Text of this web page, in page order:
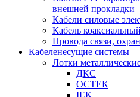
внешней прокладки
Кабели силовые
Кабель
Провода связи,
Кабеленесущие системы
Лотки
ДКС
ОСТЕК
IEK